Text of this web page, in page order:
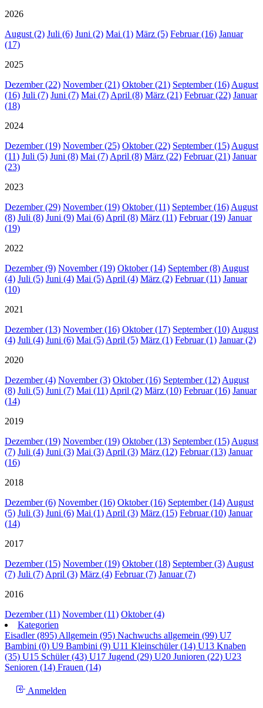
2026
August (2) Juli (6) Juni (2) Mai (1) März (5) Februar (16) Januar
(17)
2025
Dezember (22) November (21) Oktober (21) September (16)August
(16) Juli (7) Juni (7) Mai (7)April (8) März (21) Februar (22) Januar
(18)
2024
Dezember (19) November (25) Oktober (22) September (15)August
(11) Juli (5) Juni (8) Mai (7)April (8) März (22) Februar (21) Januar
(23)
2023
Dezember (29) November (19) Oktober (11) September (16)August
(8) Juli (8) Juni (9) Mai (6)April (8) März (11) Februar (19) Januar
(19)
2022
Dezember (9) November (19) Oktober (14) September (8)August
(4) Juli (5) Juni (4) Mai (5)April (4) März (2) Februar (11) Januar
(10)
2021
Dezember (13) November (16) Oktober (17) September (10)August
(4) Juli (4) Juni (6) Mai (5)April (5) März (1) Februar (1) Januar (2)
2020
Dezember (4) November (3) Oktober (16) September (12)August
(8) Juli (5) Juni (7) Mai (11)April (2) März (10) Februar (16) Januar
(14)
2019
Dezember (19) November (19) Oktober (13) September (15)August
(7) Juli (4) Juni (3) Mai (3)April (3) März (12) Februar (13) Januar
(16)
2018
Dezember (6) November (16) Oktober (16) September (14)August
(5) Juli (3) Juni (6) Mai (1)April (3) März (15) Februar (10) Januar
(14)
2017
Dezember (15) November (19) Oktober (18) September (3)August
(7) Juli (7)April (3) März (4) Februar (7) Januar (7)
2016
Dezember (11) November (11) Oktober (4)
Kategorien
Eisadler (895)Allgemein (95) Nachwuchs allgemein (99) U7
Bambini (0) U9 Bambini (9) U11 Kleinschüler (14) U13 Knaben
(35) U15 Schüler (43) U17 Jugend (29) U20 Junioren (22) U23
Senioren (14) Frauen (14)
Anmelden